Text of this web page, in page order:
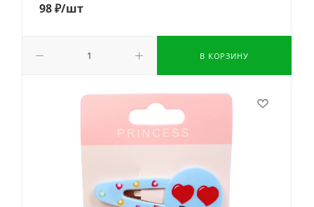
98₽/шт
В КОРЗИНУ